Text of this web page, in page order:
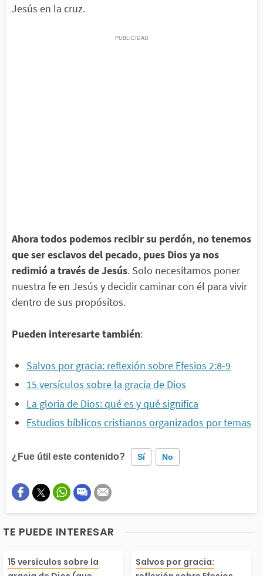
Jesús en la cruz.
Ahora todos podemos recibir su perdón, no tenemos
que ser esclavos del pecado, pues Dios ya nos
redimió a través de Jesús. Solo necesitamos poner
nuestra fe en Jesús y decidir caminar con él para vivir
dentro de sus propósitos.
Pueden interesarte también:
Salvos por gracia: reflexión sobre Efesios 2:8-9
15 versículos sobre la gracia de Dios
La gloria de Dios: qué es y qué significa
Estudios bíblicos cristianos organizados por temas
¿Fue útil este contenido? Sí No
Este contenido contiene información incorrecta
TE PUEDE INTERESAR
gracia es un don, u
15 versículos sobre la
¿Qué quiere
Salvos por gracia: